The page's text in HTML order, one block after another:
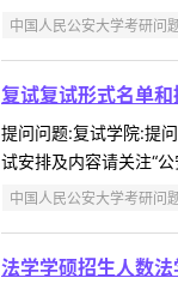
中国人民公安大学考研问
复试复试形式名单
提问问题:复试学院:提
试安排及内容请关注“
中国人民公安大学考研问
法学学硕招生人数